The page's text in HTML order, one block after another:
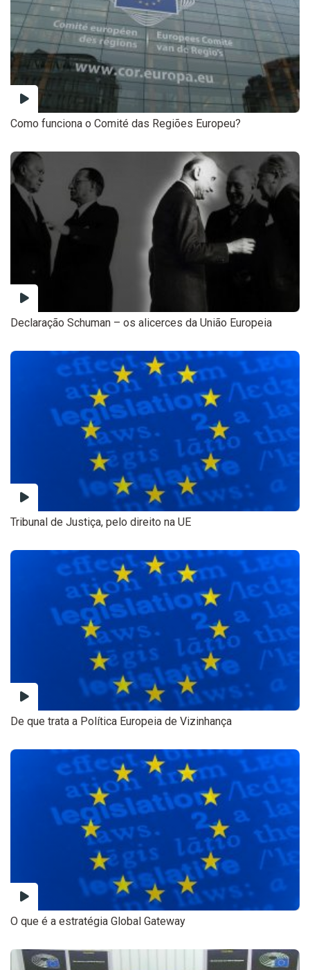
Como funciona o Comité das Regiões Europeu?
Declaração Schuman – os alicerces da União Europeia
Tribunal de Justiça, pelo direito na UE
De que trata a Política Europeia de Vizinhança
O que é a estratégia Global Gateway